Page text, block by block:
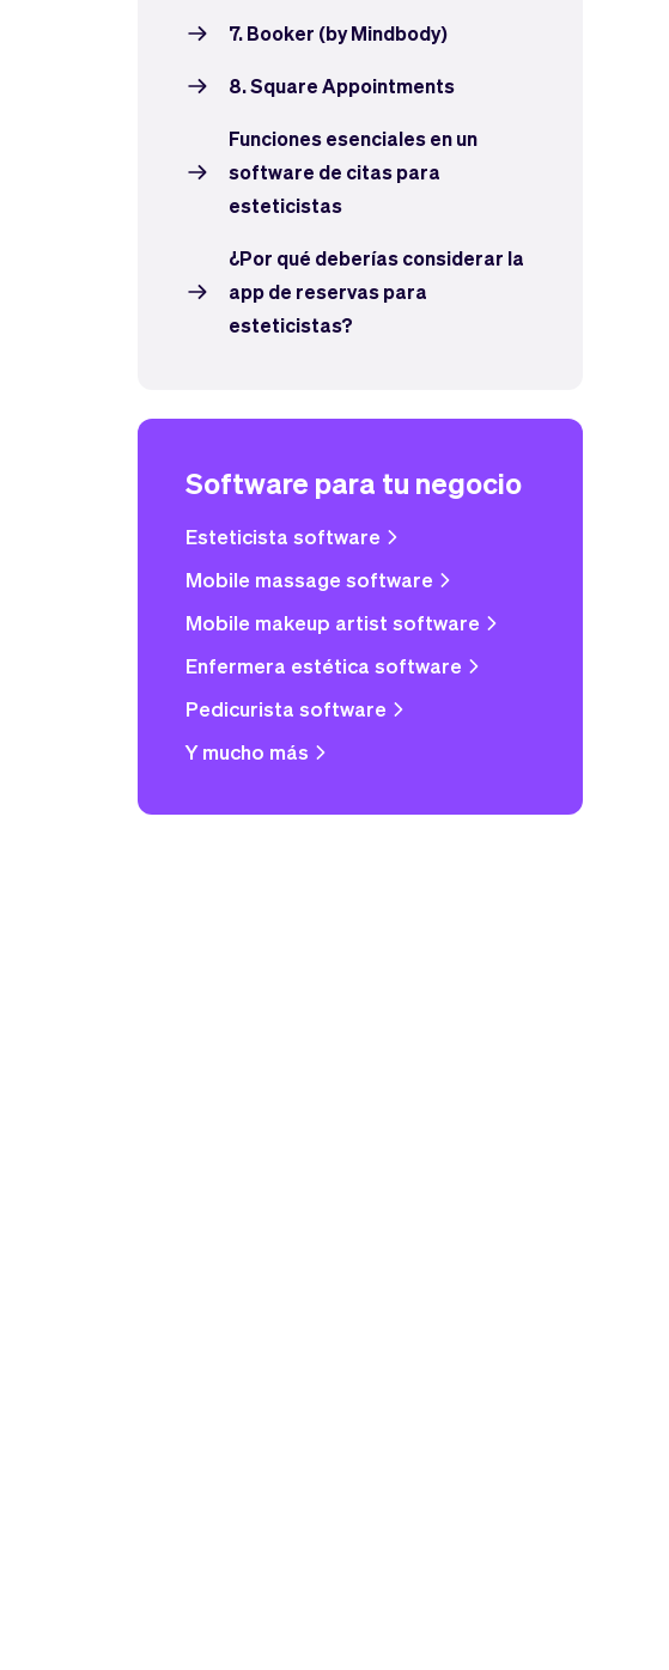
7. Booker (by Mindbody)
8. Square Appointments
Funciones esenciales en un
software de citas para
esteticistas
¿Por qué deberías considerar la
app de reservas para
esteticistas?
Software para tu negocio
Esteticista software
Mobile massage software
Mobile makeup artist software
Enfermera estética software
Pedicurista software
Y mucho más